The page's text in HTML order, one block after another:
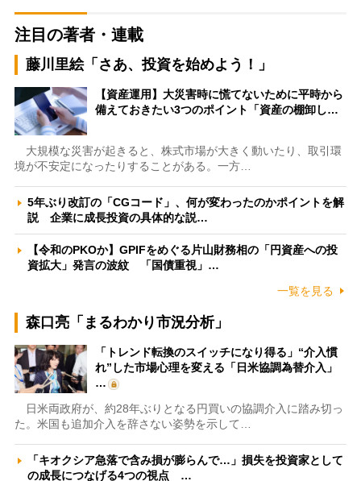
注目の著者・連載
藤川里絵「さあ、投資を始めよう！」
【資産運用】大災害時に慌てないために平時から
備えておきたい3つのポイント「資産の棚卸し…
大規模な災害が起きると、株式市場が大きく動いたり、取引環
境が不安定になったりすることがある。一方…
5年ぶり改訂の「CGコード」、何が変わったのかポイントを解
説 企業に成長投資の具体的な説…
【令和のPKOか】GPIFをめぐる片山財務相の「円資産への投
資拡大」発言の波紋 「国債重視」…
一覧を見る
森口亮「まるわかり市況分析」
「トレンド転換のスイッチになり得る」“介入慣
れ”した市場心理を変える「日米協調為替介入」
…
日米両政府が、約28年ぶりとなる円買いの協調介入に踏み切っ
た。米国も追加介入を辞さない姿勢を示して…
「キオクシア急落で含み損が膨らんで…」損失を投資家として
の成長につなげる4つの視点 …